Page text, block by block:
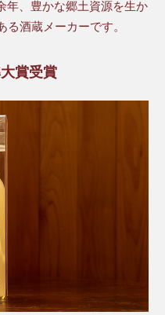
年、豊かな郷土資源を生か
る酒蔵メーカーです。
賞受賞